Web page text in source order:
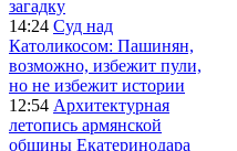
загадку
14:24 Суд над
Католикосом: Пашинян,
возможно, избежит пули,
но не избежит истории
12:54 Архитектурная
летопись армянской
общины Екатеринодара